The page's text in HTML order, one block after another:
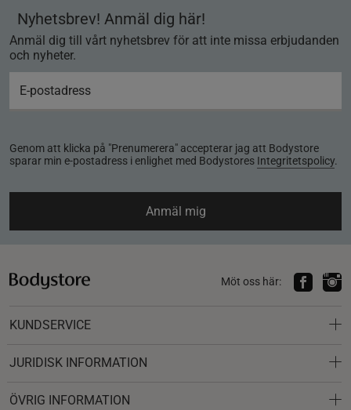
Nyhetsbrev! Anmäl dig här!
Anmäl dig till vårt nyhetsbrev för att inte missa erbjudanden
och nyheter.
Genom att klicka på "Prenumerera" accepterar jag att Bodystore
sparar min e-postadress i enlighet med Bodystores Integritetspolicy.
Anmäl mig
Möt oss här:
KUNDSERVICE
JURIDISK INFORMATION
ÖVRIG INFORMATION